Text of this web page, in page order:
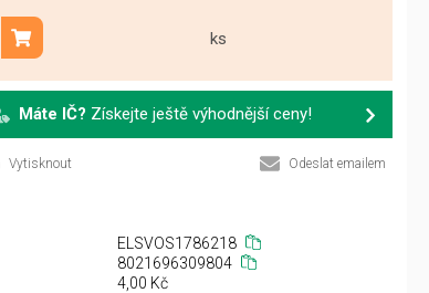
ks
Přidat do košíku
Máte IČ? Získejte ještě výhodnější ceny!
Vytisknout Odeslat emailem
ELSVOS1786218
8021696309804
4,00 Kč